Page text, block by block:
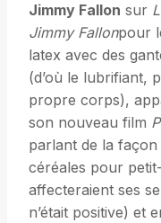
Jimmy Fallon sur
Jimmy Fallonpour
latex avec des
(d’où le lubrifiant,
propre corps),
son nouveau film
parlant de la
céréales pour
affecteraient ses
n’était positive) et